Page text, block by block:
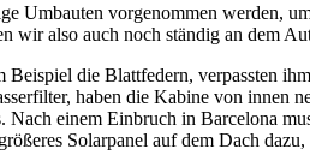
Umbauten vorgenommen werden,
wir also auch noch ständig an dem
Beispiel die Blattfedern, verpassten
haben die Kabine von innen
einem Einbruch in Barcelona
Solarpanel auf dem Dach